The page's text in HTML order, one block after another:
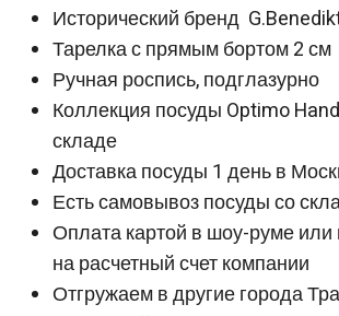
Исторический бренд
Тарелка с прямым бортом 2 см
Ручная роспись, подглазурно
Коллекция посуды Optimo
складе
Доставка посуды 1 день в
Есть самовывоз посуды со
Оплата картой в шоу-руме
на расчетный счет компании
Отгружаем в другие города